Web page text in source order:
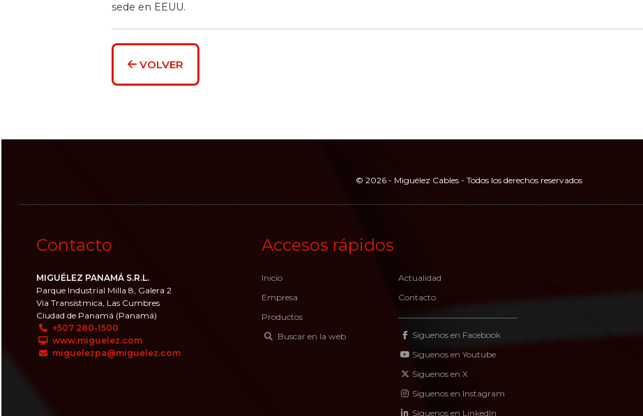
sede en EEUU.
VOLVER
© 2026 - Miguélez Cables - Todos los derechos reservados
Contacto
MIGUÉLEZ PANAMÁ S.R.L.
Parque Industrial Milla 8, Galera 2
Vía Transístmica, Las Cumbres
Ciudad de Panamá (Panamá)
+507 280-1500
www.miguelez.com
miguelezpa@miguelez.com
Accesos rápidos
Inicio
Empresa
Productos
Buscar en la web
Actualidad
Contacto
Siguenos en Facebook
Siguenos en Youtube
Siguenos en X
Siguenos en Instagram
Siguenos en LinkedIn